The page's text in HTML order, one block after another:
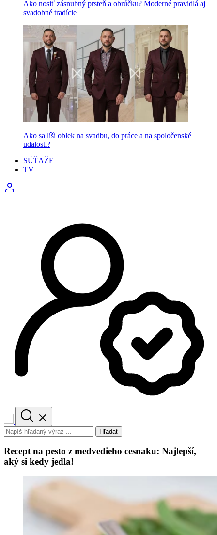
Ako nosiť zásnubný prsteň a obrúčku? Moderné pravidlá aj
svadobné tradície
Ako sa líši oblek na svadbu, do práce a na spoločenské
udalosti?
SÚŤAŽE
TV
Hľadať
Recept na pesto z medvedieho cesnaku: Najlepší,
aký si kedy jedla!